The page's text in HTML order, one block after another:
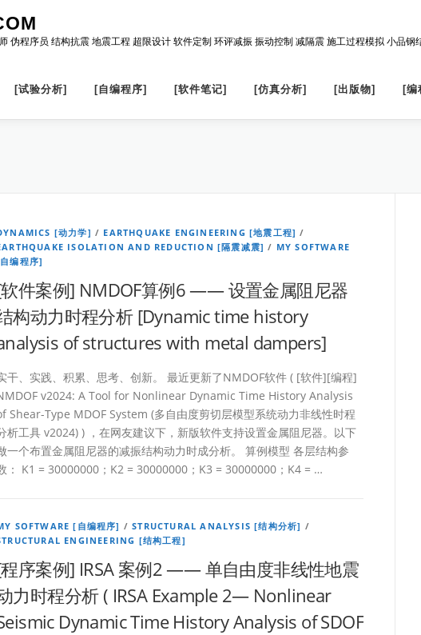
伪程序员 结构抗震 地震工程 超限设计 软件定制 环评减振 振动控制 减隔震 施工过程模拟 小品
[试验分析] [自编程序] [软件笔记] [仿真分析] [出版物] [编
[动力学] / EARTHQUAKE ENGINEERING [地震工程] /
ISOLATION AND REDUCTION [隔震减震] / MY SOFTWARE
编程序]
件案例] NMDOF算例6 —— 设置金属阻尼器
构动力时程分析 [Dynamic time history
of structures with metal dampers]
干、实践、积累、思考、创新。 最近更新了NMDOF软件 ( [软件][编程]
v2024: A Tool for Nonlinear Dynamic Time History Analysis
Shear-Type MDOF System (多自由度剪切层模型系统动力非线性时程
析工具 v2024) ) ，在网友建议下，新版软件支持设置金属阻尼器。以下
一个布置金属阻尼器的减振结构动力时成分析。 算例模型 各层结构参
： K1 = 30000000；K2 = 30000000；K3 = 30000000；K4 = …
SOFTWARE [自编程序] /STRUCTURAL ANALYSIS [结构分析] /
ENGINEERING [结构工程]
序案例] IRSA 案例2 —— 单自由度非线性地震
力时程分析 ( IRSA Example 2— Nonlinear
Dynamic Time History Analysis of SDOF